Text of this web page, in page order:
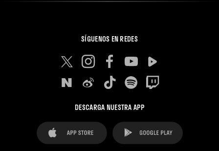
SÍGUENOS EN REDES
DESCARGA NUESTRA APP